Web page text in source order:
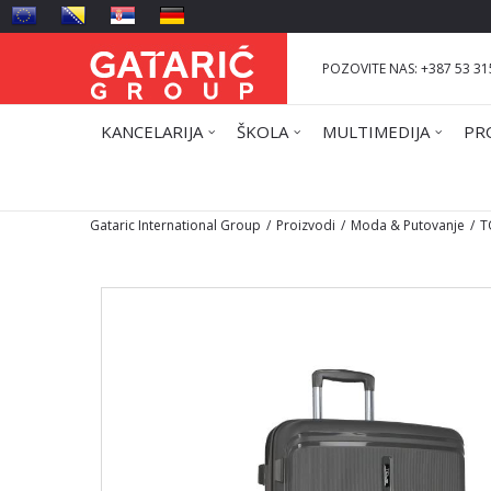
POZOVITE NAS: +387 53
KANCELARIJA ŠKOLA MULTIMEDIJA
Gataric International Group Proizvodi Moda & Putovanje